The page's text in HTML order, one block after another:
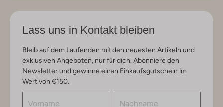
Lass uns in Kontakt bleiben
Bleib auf dem Laufenden mit den neuesten Artikeln und
exklusiven Angeboten, nur für dich. Abonniere den
Newsletter und gewinne einen Einkaufsgutschein im
Wert von €150.